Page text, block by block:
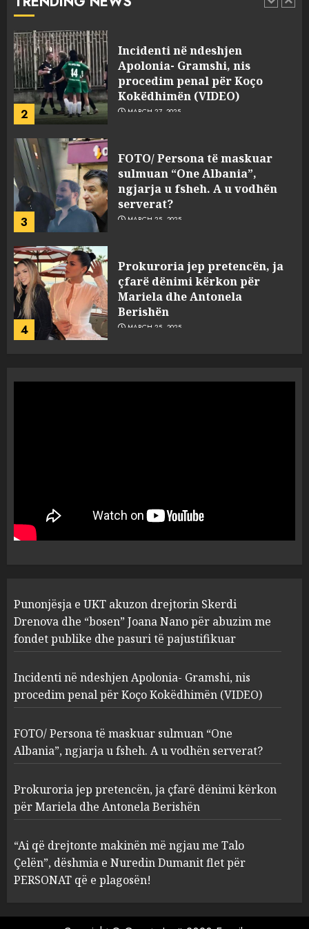
1
pasuri të pajustifikuar
2
Incidenti në ndeshjen
Apolonia- Gramshi, nis
procedim penal për Koço
Kokëdhimën (VIDEO)
MARCH 27, 2025
3
FOTO/ Persona të maskuar
sulmuan “One Albania”,
ngjarja u fsheh. A u vodhën
serverat?
MARCH 25, 2025
4
Prokuroria jep pretencën, ja
çfarë dënimi kërkon për
Mariela dhe Antonela
Berishën
MARCH 25, 2025
1
“bosen” Joana Nano për
abuzim me fondet publike dhe
pasuri të pajustifikuar
2
Apolonia- Gramshi, nis
procedim penal për Koço
Kokëdhimën (VIDEO)
MARCH 27, 2025
3
FOTO/ Persona të maskuar
sulmuan “One Albania”,
ngjarja u fsheh. A u vodhën
serverat?
4
Prokuroria jep pretencën, ja
çfarë dënimi kërkon për
Berishën
MARCH 25, 2025
“Ai që drejtonte makinën më
Punonjësja e UKT akuzon drejtorin Skerdi
Drenova dhe “bosen” Joana Nano për abuzim me
fondet publike dhe pasuri të pajustifikuar
Incidenti në ndeshjen Apolonia- Gramshi, nis
procedim penal për Koço Kokëdhimën (VIDEO)
FOTO/ Persona të maskuar sulmuan “One
Albania”, ngjarja u fsheh. A u vodhën serverat?
Prokuroria jep pretencën, ja çfarë dënimi kërkon
për Mariela dhe Antonela Berishën
“Ai që drejtonte makinën më ngjau me Talo
Çelën”, dëshmia e Nuredin Dumanit flet për
PERSONAT që e plagosën!